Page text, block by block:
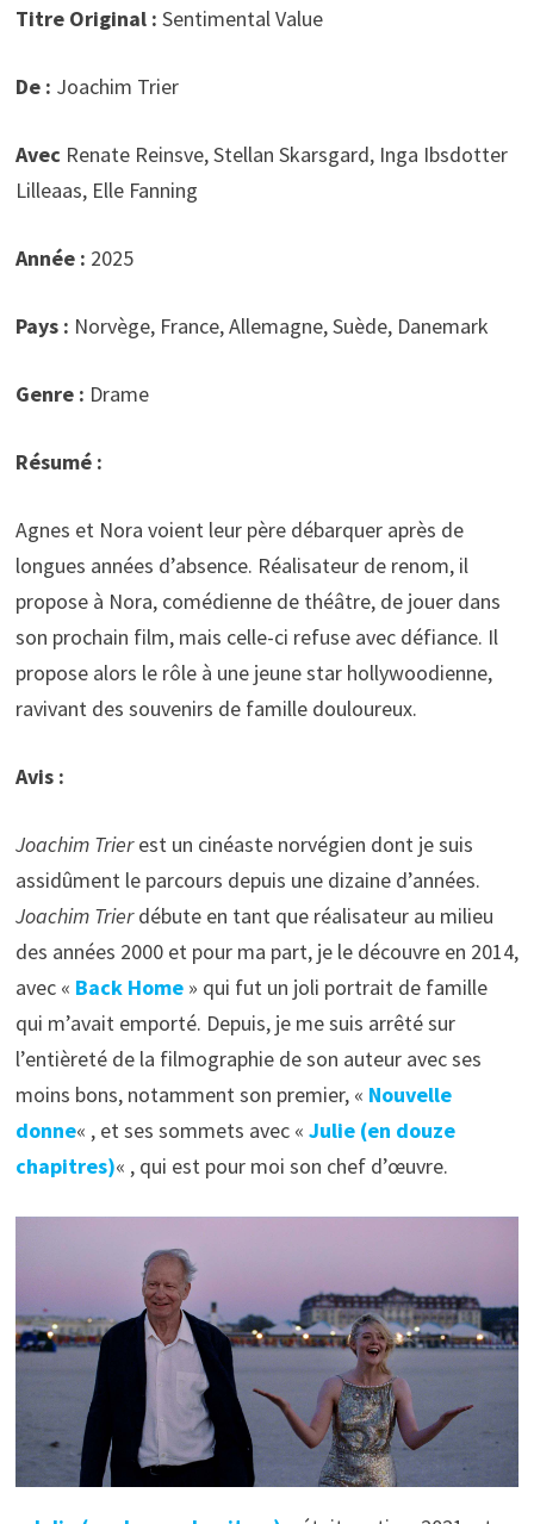
Titre Original : Sentimental Value
De : Joachim Trier
Avec Renate Reinsve, Stellan Skarsgard, Inga Ibsdotter
Lilleaas, Elle Fanning
Année : 2025
Pays : Norvège, France, Allemagne, Suède, Danemark
Genre : Drame
Résumé :
Agnes et Nora voient leur père débarquer après de
longues années d’absence. Réalisateur de renom, il
propose à Nora, comédienne de théâtre, de jouer dans
son prochain film, mais celle-ci refuse avec défiance. Il
propose alors le rôle à une jeune star hollywoodienne,
ravivant des souvenirs de famille douloureux.
Avis :
Joachim Trierest un cinéaste norvégien dont je suis
assidûment le parcours depuis une dizaine d’années.
Joachim Trierdébute en tant que réalisateur au milieu
des années 2000 et pour ma part, je le découvre en 2014,
avec « Back Home» qui fut un joli portrait de famille
qui m’avait emporté. Depuis, je me suis arrêté sur
l’entièreté de la filmographie de son auteur avec ses
moins bons, notamment son premier, « Nouvelle
donne« , et ses sommets avec « Julie (en douze
chapitres)« , qui est pour moi son chef d’œuvre.